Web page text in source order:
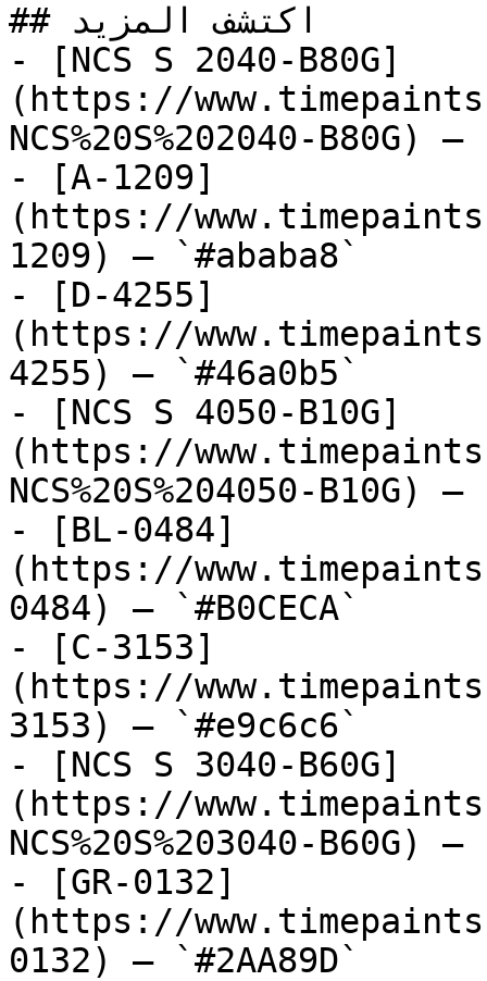
## اكتشف المزيد
- [NCS S 2040-B80G]
(https://
NCS%20S%202040-B80G)
- [A-1209]
(https://
1209) — `#ababa8`
- [D-4255]
(https://
4255) — `#46a0b5`
- [NCS S 4050-B10G]
(https://
NCS%20S%204050-B10G)
- [BL-0484]
(https://
0484) — `#B0CECA`
- [C-3153]
(https://
3153) — `#e9c6c6`
- [NCS S 3040-B60G]
(https://
NCS%20S%203040-B60G)
- [GR-0132]
(https://
0132) — `#2AA89D`